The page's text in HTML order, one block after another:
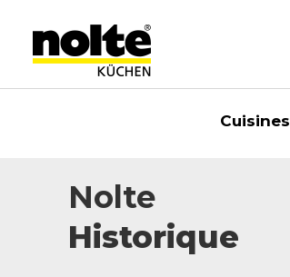
Cuisines
Nolte
Historique